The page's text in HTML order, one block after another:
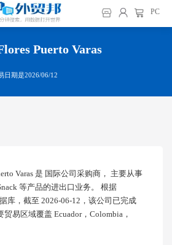
PC
Puerto Varas
日期是2026/06/12
Varas 是 国际公司采购商， 主要从事
等产品的进出口业务。 根据
库，截至 2026-06-12，该公司已完成
贸易区域覆盖 Ecuador，colombia，